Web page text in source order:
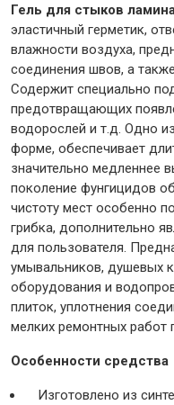
Гель для стыков
эластичный герметик,
влажности воздуха,
соединения швов, а
Содержит специально
предотвращающих
водорослей и т.д. Одно
форме, обеспечивает
значительно медленнее
поколение фунгицидов
чистоту мест особенно
грибка, дополнительно
для пользователя.
умывальников, душевых
оборудования и
плиток, уплотнения
мелких ремонтных работ
Особенности средства
Изготовлено из
Инструмент для
Ещё 2
Анкеры
Монтажные ленты
Канаты, шнуры